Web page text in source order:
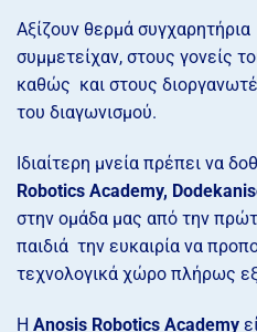
Αξίζουν θερμά
συμμετείχαν, στους γονείς
καθώς και στους
του διαγωνισμού.
Ιδιαίτερη μνεία πρέπει να
Robotics Academy,
στην ομάδα μας από την
παιδιά την ευκαιρία να
τεχνολογικά χώρο πλήρως
H Anosis Robotics Academy